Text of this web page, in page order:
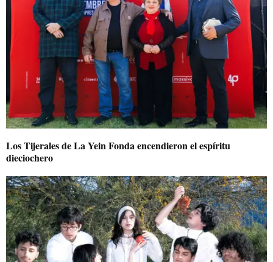
Los Tijerales de La Yein Fonda encendieron el espíritu
dieciochero